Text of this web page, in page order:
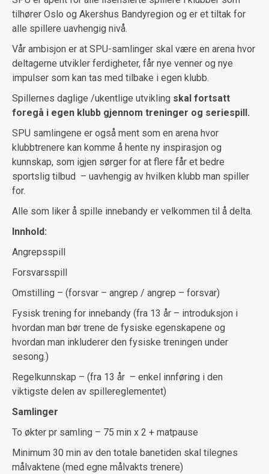
tilhører Oslo og Akershus Bandyregion og er et tiltak for
alle spillere uavhengig nivå.
Vår ambisjon er at SPU-samlinger skal være en arena hvor
deltagerne utvikler ferdigheter, får nye venner og nye
impulser som kan tas med tilbake i egen klubb.
Spillernes daglige /ukentlige utvikling skal fortsatt
foregå i egen klubb gjennom treninger og seriespill.
SPU samlingene er også ment som en arena hvor
klubbtrenere kan komme å hente ny inspirasjon og
kunnskap, som igjen sørger for at flere får et bedre
sportslig tilbud – uavhengig av hvilken klubb man spiller
for.
Alle som liker å spille innebandy er velkommen til å delta.
Innhold:
Angrepsspill
Forsvarsspill
Omstilling – (forsvar – angrep / angrep – forsvar)
Fysisk trening for innebandy (fra 13 år – introduksjon i
hvordan man bør trene de fysiske egenskapene og
hvordan man inkluderer den fysiske treningen under
sesong.)
Regelkunnskap – (fra 13 år – enkel innføring i den
viktigste delen av spillereglementet)
Samlinger
To økter pr samling – 75 min x 2 + matpause
Minimum 30 min av den totale banetiden skal tilegnes
målvaktene (med egne målvakts trenere)